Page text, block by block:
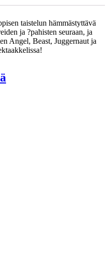
taistelun hämmästyttävä
ja ?pahisten seuraan, ja
Angel, Beast, Juggernaut ja